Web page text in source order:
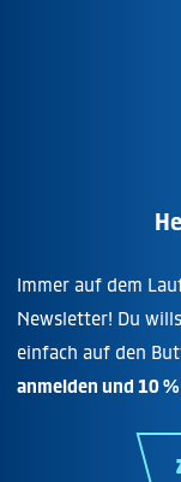
Immer auf dem
Newsletter! Du
einfach auf den
anmelden und 10